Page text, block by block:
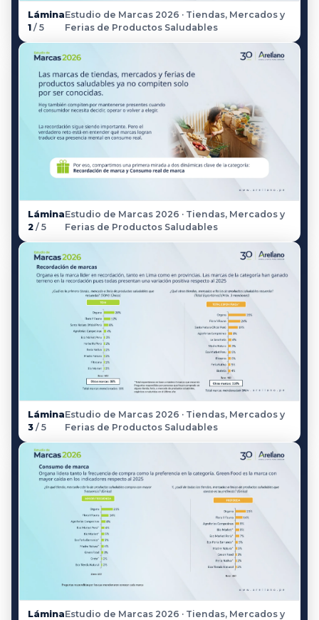
Lámina
1 / 5
Estudio de Marcas 2026 · Tiendas, Mercados y
Ferias de Productos Saludables
Lámina
2 / 5
Estudio de Marcas 2026 · Tiendas, Mercados y
Ferias de Productos Saludables
Lámina
3 / 5
Estudio de Marcas 2026 · Tiendas, Mercados y
Ferias de Productos Saludables
LáminaEstudio de Marcas 2026 · Tiendas, Mercados y